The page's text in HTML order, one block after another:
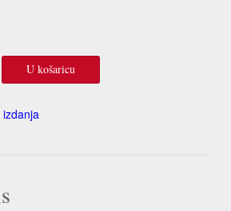
U košaricu
izdanja